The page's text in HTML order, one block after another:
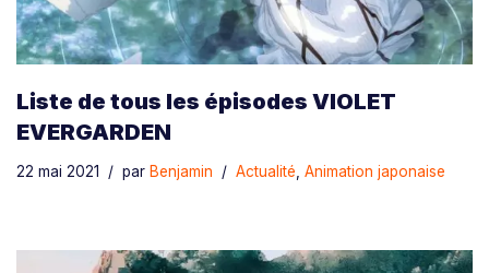
Liste de tous les épisodes VIOLET
EVERGARDEN
22 mai 2021 par Benjamin Actualité, Animation japonaise